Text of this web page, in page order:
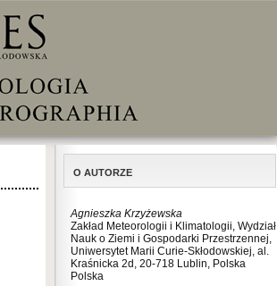
O AUTORZE
Agnieszka Krzyżewska
Zakład Meteorologii i Klimatologii, Wydział
Nauk o Ziemi i Gospodarki Przestrzennej,
Uniwersytet Marii Curie-Skłodowskiej, al.
Kraśnicka 2d, 20-718 Lublin, Polska
Polska